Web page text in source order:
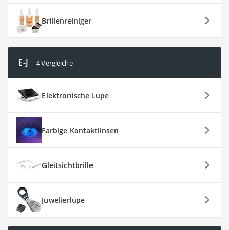
Brillenreiniger
E-J 4 Vergleiche
Elektronische Lupe
Farbige Kontaktlinsen
Gleitsichtbrille
Juwelierlupe